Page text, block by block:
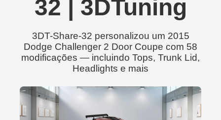
32 | 3DTuning
3DT-Share-32 personalizou um 2015
Dodge Challenger 2 Door Coupe com 58
modificações — incluindo Tops, Trunk Lid,
Headlights e mais